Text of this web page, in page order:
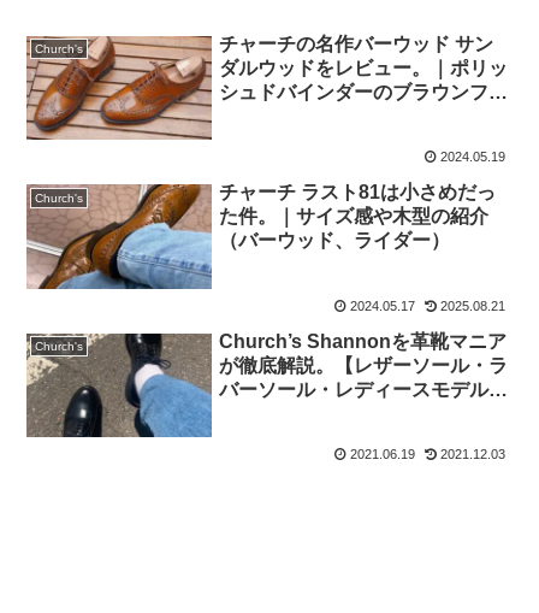
Church's
チャーチの名作バーウッド サン
ダルウッドをレビュー。｜ポリッ
シュドバインダーのブラウンフル
2024.05.19
Church's
チャーチ ラスト81は小さめだっ
た件。｜サイズ感や木型の紹介
（バーウッド、ライダー）
2024.05.17 2025.08.21
Church's
Church’s Shannonを革靴マニア
が徹底解説。【レザーソール・ラ
バーソール・レディースモデルの
2021.06.19 2021.12.03